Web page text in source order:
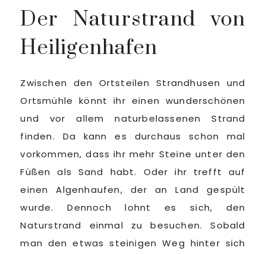
Der Naturstrand von
Heiligenhafen
Zwischen den Ortsteilen Strandhusen und
Ortsmühle könnt ihr einen wunderschönen
und vor allem naturbelassenen Strand
finden. Da kann es durchaus schon mal
vorkommen, dass ihr mehr Steine unter den
Füßen als Sand habt. Oder ihr trefft auf
einen Algenhaufen, der an Land gespült
wurde. Dennoch lohnt es sich, den
Naturstrand einmal zu besuchen. Sobald
man den etwas steinigen Weg hinter sich